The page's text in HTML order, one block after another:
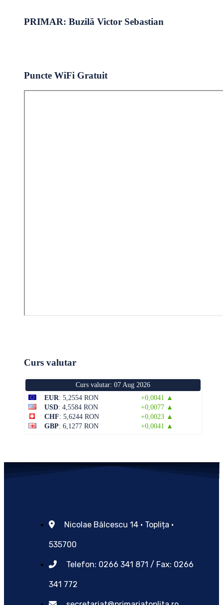
PRIMAR: Buzilă Victor Sebastian
Puncte WiFi Gratuit
Curs valutar
Curs valutar: 07 Aug 2026
EUR: 5,2554 RON
+0,0041 ▲
USD: 4,5584 RON
+0,0077 ▲
CHF: 5,6244 RON
+0,0023 ▲
GBP: 6,1277 RON +0,0041 ▲
Nicolae Bălcescu 14 • Toplița •
535700
Telefon: 0266 341 871 / Fax: 0266
341 772